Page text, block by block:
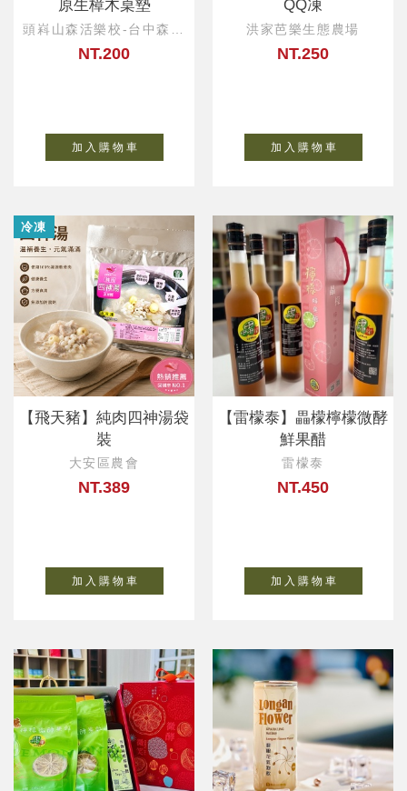
原生樟木桌墊
頭嵙山森活樂校-台中森活
小物
NT.200
加 入 購 物 車
QQ凍
洪家芭樂生態農場
NT.250
加 入 購 物 車
冷凍
【飛天豬】純肉四神湯袋
裝
大安區農會
NT.389
加 入 購 物 車
【雷檬泰】畾檬檸檬微酵
鮮果醋
雷檬泰
NT.450
加 入 購 物 車